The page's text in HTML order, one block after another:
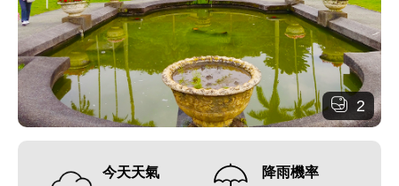
2
今天天氣
降雨機率